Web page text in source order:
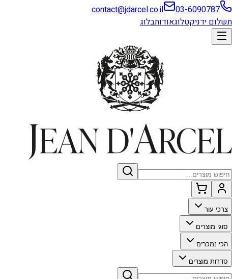
03-6090787
contact@jdarcel.co.il
תשלום ידניקטלוגאודותבלוג
צרכי עור
סוגי מוצרים
הכי נמכרים
סדרות מוצרים